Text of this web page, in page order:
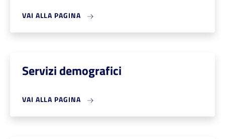
VAI ALLA PAGINA
Servizi demografici
VAI ALLA PAGINA